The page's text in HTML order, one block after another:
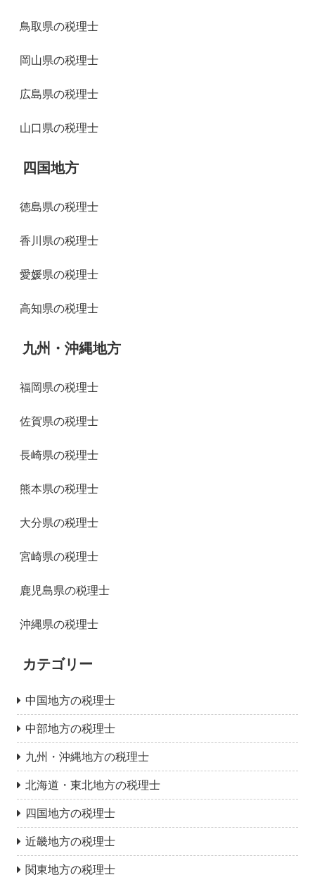
鳥取県の税理士
岡山県の税理士
広島県の税理士
山口県の税理士
四国地方
徳島県の税理士
香川県の税理士
愛媛県の税理士
高知県の税理士
九州・沖縄地方
福岡県の税理士
佐賀県の税理士
長崎県の税理士
熊本県の税理士
大分県の税理士
宮崎県の税理士
鹿児島県の税理士
沖縄県の税理士
カテゴリー
中国地方の税理士
中部地方の税理士
九州・沖縄地方の税理士
北海道・東北地方の税理士
四国地方の税理士
近畿地方の税理士
関東地方の税理士